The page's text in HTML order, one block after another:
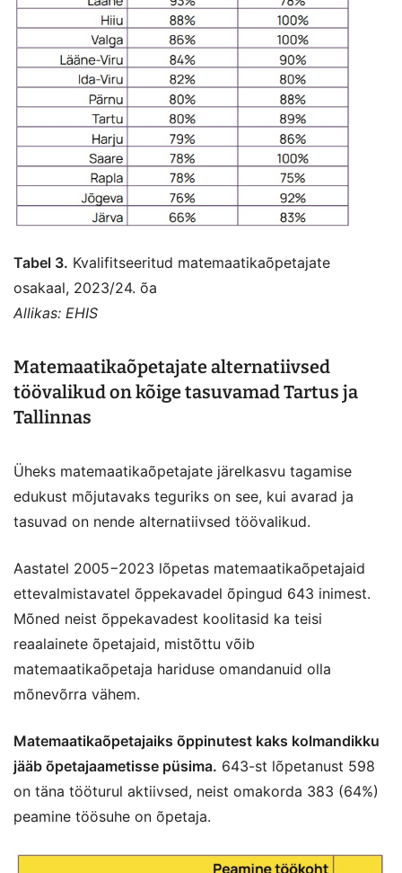
Tabel 3. Kvalifitseeritud matemaatikaõpetajate
osakaal, 2023/24. õa
Allikas: EHIS
Matemaatikaõpetajate alternatiivsed
töövalikud on kõige tasuvamad Tartus ja
Tallinnas
Üheks matemaatikaõpetajate järelkasvu tagamise
edukust mõjutavaks teguriks on see, kui avarad ja
tasuvad on nende alternatiivsed töövalikud.
Aastatel 2005−2023 lõpetas matemaatikaõpetajaid
ettevalmistavatel õppekavadel õpingud 643 inimest.
Mõned neist õppekavadest koolitasid ka teisi
reaalainete õpetajaid, mistõttu võib
matemaatikaõpetaja hariduse omandanuid olla
mõnevõrra vähem.
Matemaatikaõpetajaiks õppinutest kaks kolmandikku
jääb õpetajaametisse püsima. 643-st lõpetanust 598
on täna tööturul aktiivsed, neist omakorda 383 (64%)
peamine töösuhe on õpetaja.